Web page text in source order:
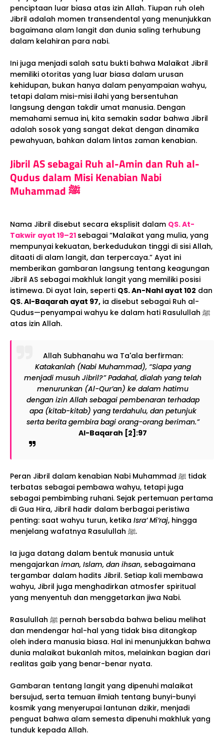
penciptaan luar biasa atas izin Allah. Tiupan ruh oleh
Jibril adalah momen transendental yang menunjukkan
bagaimana alam langit dan dunia saling terhubung
dalam kelahiran para nabi.
Ini juga menjadi salah satu bukti bahwa Malaikat Jibril
memiliki otoritas yang luar biasa dalam urusan
kehidupan, bukan hanya dalam penyampaian wahyu,
tetapi dalam misi-misi ilahi yang bersentuhan
langsung dengan takdir umat manusia. Dengan
memahami semua ini, kita semakin sadar bahwa Jibril
adalah sosok yang sangat dekat dengan dinamika
pewahyuan, bahkan dalam lintas zaman kenabian.
Jibril AS sebagai Ruh al-Amin dan Ruh al-
Qudus dalam Misi Kenabian Nabi
Muhammad ﷺ
Nama Jibril disebut secara eksplisit dalam QS. At-
Takwir ayat 19–21 sebagai “Malaikat yang mulia, yang
mempunyai kekuatan, berkedudukan tinggi di sisi Allah,
ditaati di alam langit, dan terpercaya.” Ayat ini
memberikan gambaran langsung tentang keagungan
Jibril AS sebagai makhluk langit yang memiliki posisi
istimewa. Di ayat lain, seperti QS. An-Nahl ayat 102 dan
QS. Al-Baqarah ayat 97, ia disebut sebagai Ruh al-
Qudus—penyampai wahyu ke dalam hati Rasulullah ﷺ
atas izin Allah.
Allah Subhanahu wa Ta'ala berfirman:
Katakanlah (Nabi Muhammad), “Siapa yang
menjadi musuh Jibril?” Padahal, dialah yang telah
menurunkan (Al-Qur’an) ke dalam hatimu
dengan izin Allah sebagai pembenaran terhadap
apa (kitab-kitab) yang terdahulu, dan petunjuk
serta berita gembira bagi orang-orang beriman.”
Al-Baqarah [2]:97
Peran Jibril dalam kenabian Nabi Muhammad ﷺ tidak
terbatas sebagai pembawa wahyu, tetapi juga
sebagai pembimbing ruhani. Sejak pertemuan pertama
di Gua Hira, Jibril hadir dalam berbagai peristiwa
penting: saat wahyu turun, ketika Isra’ Mi’raj, hingga
menjelang wafatnya Rasulullah ﷺ.
Ia juga datang dalam bentuk manusia untuk
mengajarkan iman, Islam, dan ihsan, sebagaimana
tergambar dalam hadits Jibril. Setiap kali membawa
wahyu, Jibril juga menghadirkan atmosfer spiritual
yang menyentuh dan menggetarkan jiwa Nabi.
Rasulullah ﷺ pernah bersabda bahwa beliau melihat
dan mendengar hal-hal yang tidak bisa ditangkap
oleh indera manusia biasa. Hal ini menunjukkan bahwa
dunia malaikat bukanlah mitos, melainkan bagian dari
realitas gaib yang benar-benar nyata.
Gambaran tentang langit yang dipenuhi malaikat
bersujud, serta temuan ilmiah tentang bunyi-bunyi
kosmik yang menyerupai lantunan dzikir, menjadi
penguat bahwa alam semesta dipenuhi makhluk yang
tunduk kepada Allah.